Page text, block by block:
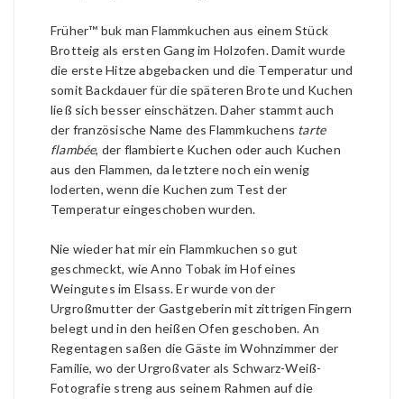
Früher™ buk man Flammkuchen aus einem Stück
Brotteig als ersten Gang im Holzofen. Damit wurde
die erste Hitze abgebacken und die Temperatur und
somit Backdauer für die späteren Brote und Kuchen
ließ sich besser einschätzen. Daher stammt auch
der französische Name des Flammkuchens tarte
flambée, der flambierte Kuchen oder auch Kuchen
aus den Flammen, da letztere noch ein wenig
loderten, wenn die Kuchen zum Test der
Temperatur eingeschoben wurden.
Nie wieder hat mir ein Flammkuchen so gut
geschmeckt, wie Anno Tobak im Hof eines
Weingutes im Elsass. Er wurde von der
Urgroßmutter der Gastgeberin mit zittrigen Fingern
belegt und in den heißen Ofen geschoben. An
Regentagen saßen die Gäste im Wohnzimmer der
Familie, wo der Urgroßvater als Schwarz-Weiß-
Fotografie streng aus seinem Rahmen auf die